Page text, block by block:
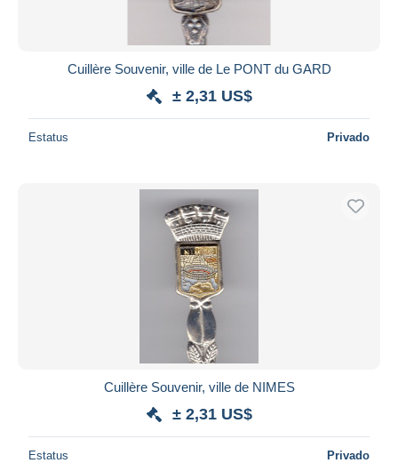
Cuillère Souvenir, ville de Le PONT du GARD
± 2,31 US$
Estatus Privado
Cuillère Souvenir, ville de NIMES
± 2,31 US$
Estatus Privado